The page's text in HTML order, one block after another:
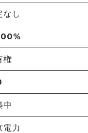
なし
権
中
電力